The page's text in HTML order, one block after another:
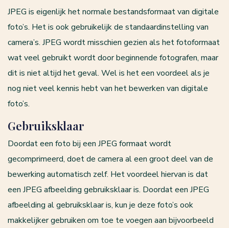
JPEG is eigenlijk het normale bestandsformaat van digitale
foto’s. Het is ook gebruikelijk de standaardinstelling van
camera’s. JPEG wordt misschien gezien als het fotoformaat
wat veel gebruikt wordt door beginnende fotografen, maar
dit is niet altijd het geval. Wel is het een voordeel als je
nog niet veel kennis hebt van het bewerken van digitale
foto’s.
Gebruiksklaar
Doordat een foto bij een JPEG formaat wordt
gecomprimeerd, doet de camera al een groot deel van de
bewerking automatisch zelf. Het voordeel hiervan is dat
een JPEG afbeelding gebruiksklaar is. Doordat een JPEG
afbeelding al gebruiksklaar is, kun je deze foto’s ook
makkelijker gebruiken om toe te voegen aan bijvoorbeeld